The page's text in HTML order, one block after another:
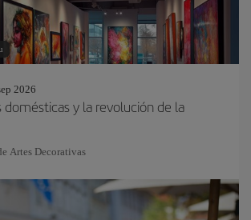
2026
domésticas y la revolución de la
Artes Decorativas